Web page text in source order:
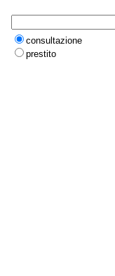
consultazione
prestito